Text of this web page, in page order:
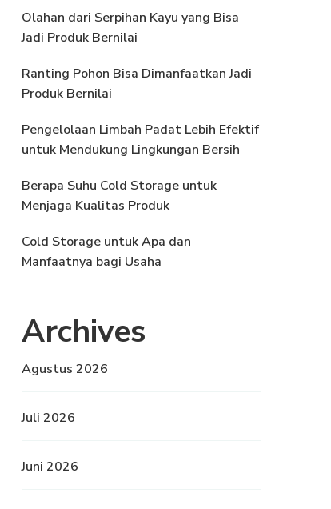
Olahan dari Serpihan Kayu yang Bisa
Jadi Produk Bernilai
Ranting Pohon Bisa Dimanfaatkan Jadi
Produk Bernilai
Pengelolaan Limbah Padat Lebih Efektif
untuk Mendukung Lingkungan Bersih
Berapa Suhu Cold Storage untuk
Menjaga Kualitas Produk
Cold Storage untuk Apa dan
Manfaatnya bagi Usaha
Archives
Agustus 2026
Juli 2026
Juni 2026